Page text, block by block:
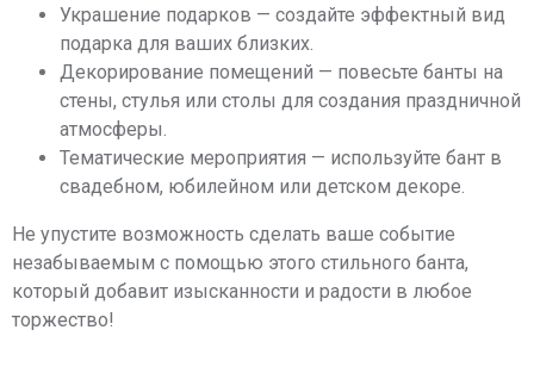
Украшение подарков — создайте эффектный вид
подарка для ваших близких.
Декорирование помещений — повесьте банты на
стены, стулья или столы для создания праздничной
атмосферы.
Тематические мероприятия — используйте бант в
свадебном, юбилейном или детском декоре.
Не упустите возможность сделать ваше событие
незабываемым с помощью этого стильного банта,
который добавит изысканности и радости в любое
торжество!